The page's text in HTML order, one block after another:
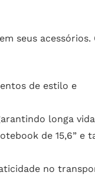
seus acessórios.
de estilo e
longa
de 15,6” e
no